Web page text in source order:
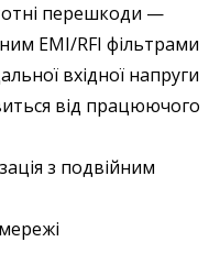
перешкоди —
EMI/RFI фільтрами
вхідної напруги
від працюючого
з подвійним